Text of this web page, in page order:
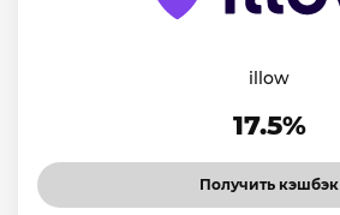
illow
17.5%
Получить кэшбэк